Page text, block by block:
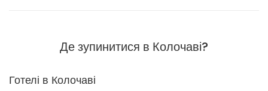
Де зупинитися в Колочаві?
Готелі в Колочаві